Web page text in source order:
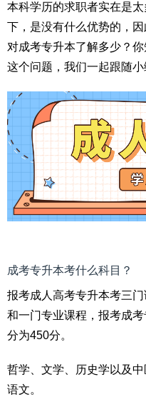
本科学历的求职者实在是
下，是没有什么优势的，
对成考专升本了解多少？
这个问题，我们一起跟随小
成考专升本考什么科目？
报考成人高考专升本考三
和一门专业课程，报考成
分为450分。
哲学、文学、历史学以及
语文。